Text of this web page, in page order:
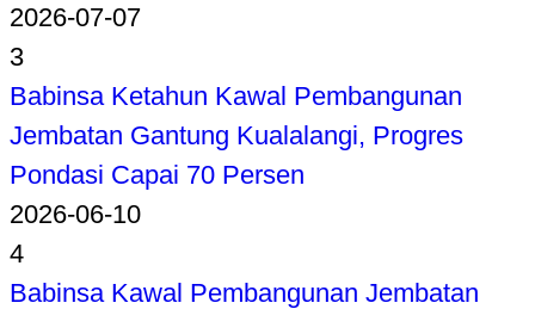
2026-07-07
3
Babinsa Ketahun Kawal Pembangunan
Jembatan Gantung Kualalangi, Progres
Pondasi Capai 70 Persen
2026-06-10
4
Babinsa Kawal Pembangunan Jembatan